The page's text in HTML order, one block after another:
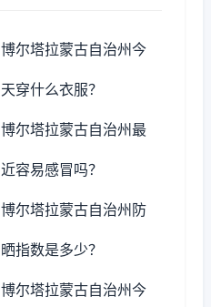
博尔塔拉蒙古自治州今
天穿什么衣服？
博尔塔拉蒙古自治州最
近容易感冒吗？
博尔塔拉蒙古自治州防
晒指数是多少？
博尔塔拉蒙古自治州今